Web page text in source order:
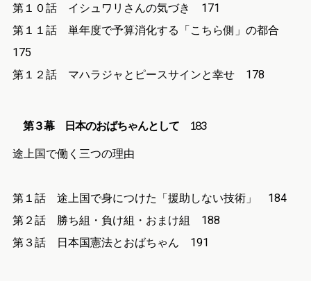
第１０話 イシュワリさんの気づき 171
第１１話 単年度で予算消化する「こちら側」の都合
175
第１２話 マハラジャとピースサインと幸せ 178
第３幕 日本のおばちゃんとして 183
途上国で働く三つの理由
第１話 途上国で身につけた「援助しない技術」 184
第２話 勝ち組・負け組・おまけ組 188
第３話 日本国憲法とおばちゃん 191